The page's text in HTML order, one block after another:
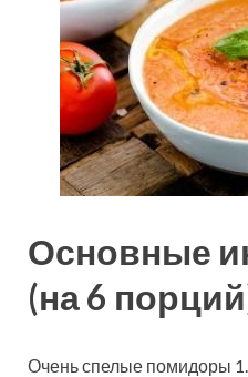
Основные
(на 6
Очень спелые помидоры